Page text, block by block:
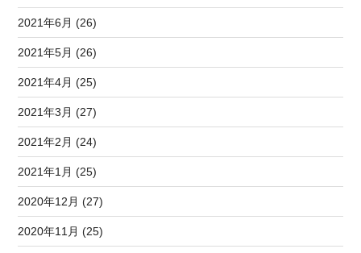
2021年6月 (26)
2021年5月 (26)
2021年4月 (25)
2021年3月 (27)
2021年2月 (24)
2021年1月 (25)
2020年12月 (27)
2020年11月 (25)